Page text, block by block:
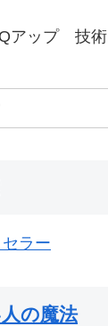
ップ 技術
ラー
の魔法